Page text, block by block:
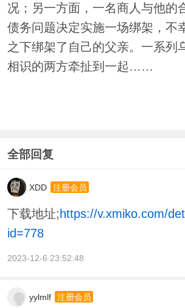
况；另一方面，一名商人与他的
债务问题决定实施一场绑架，不
之下绑架了自己的父亲。一系列
相识的两方牵扯到一起……
全部回复
XDD 注册会员
下载地址; https://v.xmiko.com/
id=778
2023-12-6 23:52:48
yylmlf 注册会员